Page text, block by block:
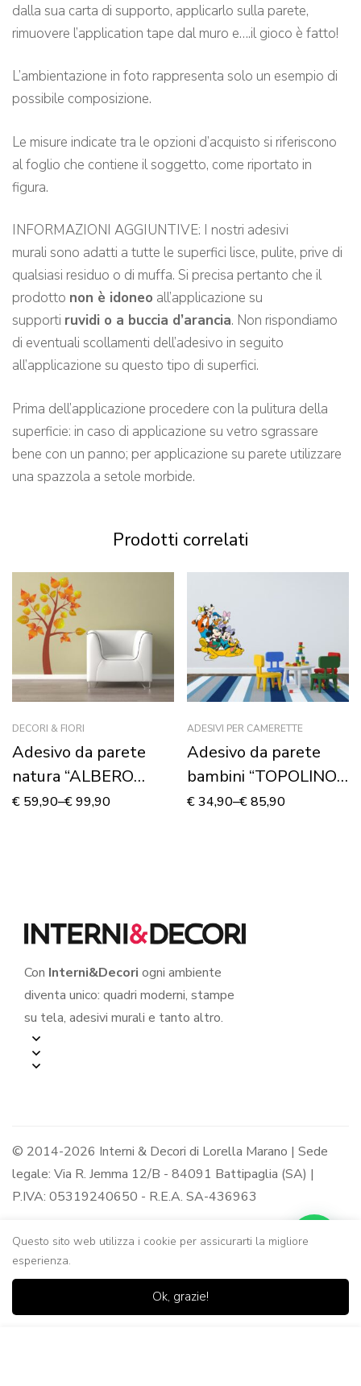
dalla sua carta di supporto, applicarlo sulla parete,
rimuovere l’application tape dal muro e….il gioco è fatto!
L’ambientazione in foto rappresenta solo un esempio di
possibile composizione.
Le misure indicate tra le opzioni d’acquisto si riferiscono
al foglio che contiene il soggetto, come riportato in
figura.
INFORMAZIONI AGGIUNTIVE: I nostri adesivi
murali sono adatti a tutte le superfici lisce, pulite, prive di
qualsiasi residuo o di muffa. Si precisa pertanto che il
prodotto non è idoneo all’applicazione su
supporti ruvidi o a buccia d’arancia. Non rispondiamo
di eventuali scollamenti dell’adesivo in seguito
all’applicazione su questo tipo di superfici.
Prima dell’applicazione procedere con la pulitura della
superficie: in caso di applicazione su vetro sgrassare
bene con un panno; per applicazione su parete utilizzare
una spazzola a setole morbide.
Prodotti correlati
DECORI & FIORI
Adesivo da parete
natura “ALBERO
D’AUTUNNO”
€ 59,90–€99,90
ADESIVI PER CAMERETTE
Adesivo da parete
bambini “TOPOLINO I
SUOI AMICI” –
€34,90–€85,90
Con Interni&Decori ogni ambiente
diventa unico: quadri moderni, stampe
su tela, adesivi murali e tanto altro.
© 2014-2026 Interni & Decori di Lorella Marano | Sede
legale: Via R. Jemma 12/B - 84091 Battipaglia (SA) |
P.IVA: 05319240650 - R.E.A. SA-436963
Questo sito web utilizza i cookie per assicurarti la migliore
esperienza.
Ok, grazie!
Casa Negozio
0
Lista dei Carrello Ricerca